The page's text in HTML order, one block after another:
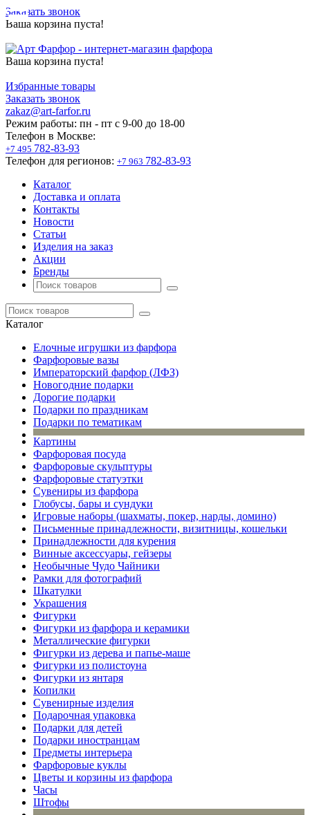
Заказать звонок
Ваша корзина пуста!
Ваша корзина пуста!
Избранные товары
Заказать звонок
zakaz@art-farfor.ru
Режим работы: пн - пт c 9-00 до 18-00
Телефон в Москве:
+7 495 782-83-93
Телефон для регионов: +7 963 782-83-93
Каталог
Доставка и оплата
Контакты
Новости
Статьи
Изделия на заказ
Акции
Бренды
Каталог
Елочные игрушки из фарфора
Фарфоровые вазы
Императорский фарфор (ЛФЗ)
Новогодние подарки
Дорогие подарки
Подарки по праздникам
Подарки по тематикам
Картины
Фарфоровая посуда
Фарфоровые скульптуры
Фарфоровые статуэтки
Сувениры из фарфора
Глобусы, бары и сундуки
Игровые наборы (шахматы, покер, нарды, домино)
Письменные принадлежности, визитницы, кошельки
Принадлежности для курения
Винные аксессуары, гейзеры
Необычные Чудо Чайники
Рамки для фотографий
Шкатулки
Украшения
Фигурки
Фигурки из фарфора и керамики
Металлические фигурки
Фигурки из дерева и папье-маше
Фигурки из полистоуна
Фигурки из янтаря
Копилки
Сувенирные изделия
Подарочная упаковка
Подарки для детей
Подарки иностранцам
Предметы интерьера
Фарфоровые куклы
Цветы и корзины из фарфора
Часы
Штофы